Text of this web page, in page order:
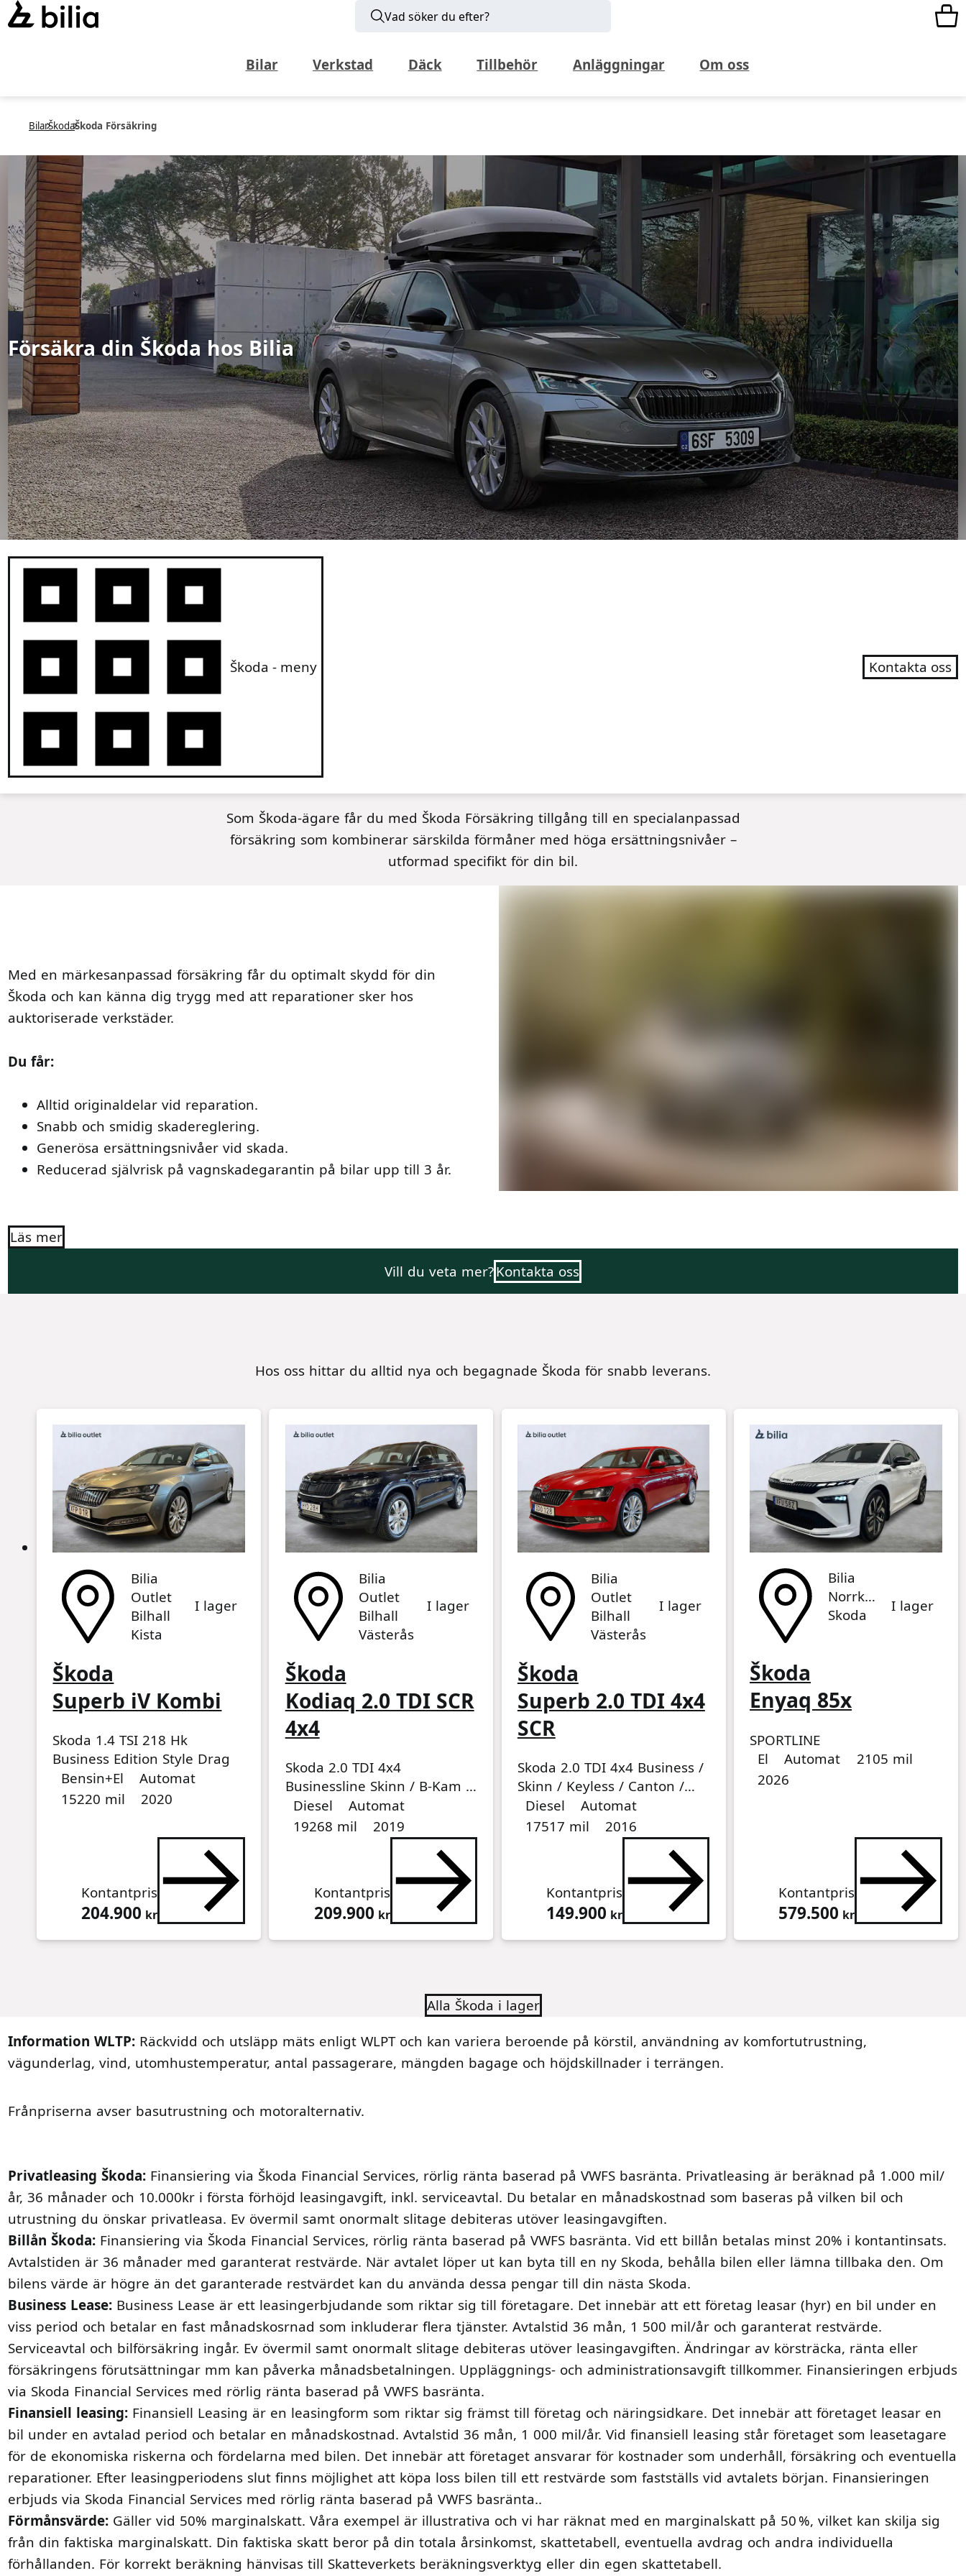
Vad söker du efter?
Bilar Verkstad Däck Tillbehör Anläggningar Om oss
BilarŠkodaŠkoda Försäkring
Försäkra din Škoda hos Bilia
Škoda - meny Kontakta oss
Som Škoda-ägare får du med Škoda Försäkring tillgång till en specialanpassad
försäkring som kombinerar särskilda förmåner med höga ersättningsnivåer –
utformad specifikt för din bil.
Med en märkesanpassad försäkring får du optimalt skydd för din
Škoda och kan känna dig trygg med att reparationer sker hos
auktoriserade verkstäder.
Du får:
Alltid originaldelar vid reparation.
Snabb och smidig skadereglering.
Generösa ersättningsnivåer vid skada.
Reducerad självrisk på vagnskadegarantin på bilar upp till 3 år.
Läs mer
Vill du veta mer?Kontakta oss
Hos oss hittar du alltid nya och begagnade Škoda för snabb leverans.
Bilia
Outlet
Bilhall
Kista
I lager
Škoda
Superb iV Kombi
Skoda 1.4 TSI 218 Hk
Business Edition Style Drag
Drivmedel
Bensin+El
Drivmedel Automat
Miltal
15220 mil
årsmodell
2020
Kontantpris
204.900 kr
Bilia
Outlet
Bilhall
Västerås
I lager
Škoda
Kodiaq 2.0 TDI SCR
4x4
Skoda 2.0 TDI 4x4
Businessline Skinn / B-Kam /
Canton / Drag
Drivmedel
Diesel
DrivmedelAutomat
Miltal
19268 mil
årsmodell
2019
Kontantpris
209.900 kr
Bilia
Outlet
Bilhall
Västerås
I lager
Škoda
Superb 2.0 TDI 4x4
SCR
Skoda 2.0 TDI 4x4 Business /
Skinn / Keyless / Canton /
Drag
Drivmedel
Diesel
DrivmedelAutomat
Miltal
17517 mil
årsmodell
2016
Kontantpris
149.900 kr
Bilia
Norrköping
Skoda
I lager
Škoda
Enyaq 85x
SPORTLINE
Drivmedel
El
Drivmedel
Automat
Miltal 2105 mil
årsmodell
2026
Kontantpris
579.500 kr
Alla Škoda i lager
Information WLTP: Räckvidd och utsläpp mäts enligt WLPT och kan variera beroende på körstil, användning av komfortutrustning,
vägunderlag, vind, utomhustemperatur, antal passagerare, mängden bagage och höjdskillnader i terrängen.
Frånpriserna avser basutrustning och motoralternativ.
Privatleasing Škoda: Finansiering via Škoda Financial Services, rörlig ränta baserad på VWFS basränta. Privatleasing är beräknad på 1.000 mil/
år, 36 månader och 10.000kr i första förhöjd leasingavgift, inkl. serviceavtal. Du betalar en månadskostnad som baseras på vilken bil och
utrustning du önskar privatleasa. Ev övermil samt onormalt slitage debiteras utöver leasingavgiften.
Billån Škoda: Finansiering via Škoda Financial Services, rörlig ränta baserad på VWFS basränta. Vid ett billån betalas minst 20% i kontantinsats.
Avtalstiden är 36 månader med garanterat restvärde. När avtalet löper ut kan byta till en ny Skoda, behålla bilen eller lämna tillbaka den. Om
bilens värde är högre än det garanterade restvärdet kan du använda dessa pengar till din nästa Skoda.
Business Lease: Business Lease är ett leasingerbjudande som riktar sig till företagare. Det innebär att ett företag leasar (hyr) en bil under en
viss period och betalar en fast månadskosrnad som inkluderar flera tjänster. Avtalstid 36 mån, 1 500 mil/år och garanterat restvärde.
Serviceavtal och bilförsäkring ingår. Ev övermil samt onormalt slitage debiteras utöver leasingavgiften. Ändringar av körsträcka, ränta eller
försäkringens förutsättningar mm kan påverka månadsbetalningen. Uppläggnings- och administrationsavgift tillkommer. Finansieringen erbjuds
via Skoda Financial Services med rörlig ränta baserad på VWFS basränta.
Finansiell leasing: Finansiell Leasing är en leasingform som riktar sig främst till företag och näringsidkare. Det innebär att företaget leasar en
bil under en avtalad period och betalar en månadskostnad. Avtalstid 36 mån, 1 000 mil/år. Vid finansiell leasing står företaget som leasetagare
för de ekonomiska riskerna och fördelarna med bilen. Det innebär att företaget ansvarar för kostnader som underhåll, försäkring och eventuella
reparationer. Efter leasingperiodens slut finns möjlighet att köpa loss bilen till ett restvärde som fastställs vid avtalets början. Finansieringen
erbjuds via Skoda Financial Services med rörlig ränta baserad på VWFS basränta..
Förmånsvärde: Gäller vid 50% marginalskatt. Våra exempel är illustrativa och vi har räknat med en marginalskatt på 50 %, vilket kan skilja sig
från din faktiska marginalskatt. Din faktiska skatt beror på din totala årsinkomst, skattetabell, eventuella avdrag och andra individuella
förhållanden. För korrekt beräkning hänvisas till Skatteverkets beräkningsverktyg eller din egen skattetabell.